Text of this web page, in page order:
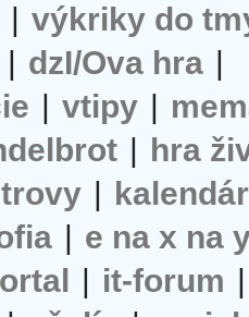
| výkriky do
| dzI/Ova hra |
| vtipy |
| hra
| kalendár
| e na x na
| it-forum |